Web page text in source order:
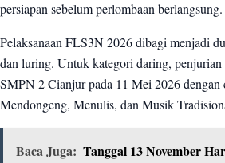
persiapan sebelum perlombaan berlangsung.
Pelaksanaan FLS3N 2026 dibagi menjadi
dan luring. Untuk kategori daring, penjurian
SMPN 2 Cianjur pada 11 Mei 2026 dengan
Mendongeng, Menulis, dan Musik
Baca Juga: Tanggal 13 November